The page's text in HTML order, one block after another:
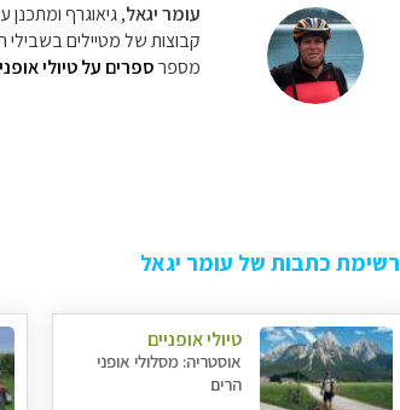
עומר יגאל, גיאוגרף
קבוצות של מטיילים בשבילי
מספרספרים על טיולי
רשימת כתבות של עומר יגאל
טיולי אופניים
אוסטריה: מסלולי אופני
הרים